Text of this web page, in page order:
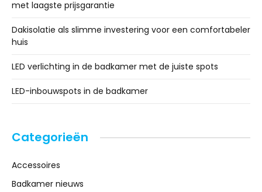
met laagste prijsgarantie
Dakisolatie als slimme investering voor een comfortabeler
huis
LED verlichting in de badkamer met de juiste spots
LED-inbouwspots in de badkamer
Categorieën
Accessoires
Badkamer nieuws